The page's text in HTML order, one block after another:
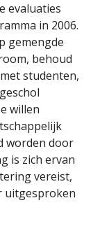
evaluaties
in 2006.
gemengde
behoud
studenten,
willen
worden door
is zich ervan
vereist,
uitgesproken